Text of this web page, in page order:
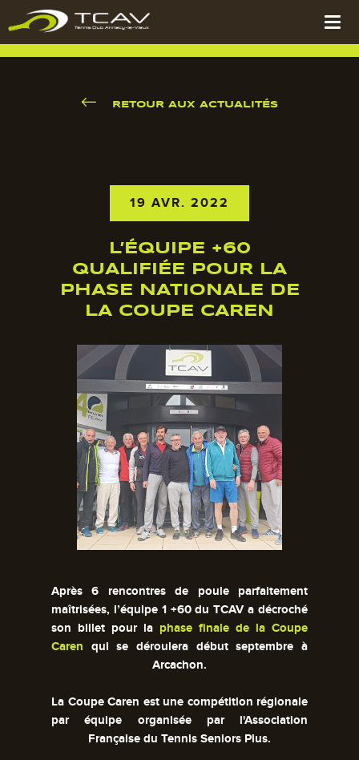
RETOUR AUX ACTUALITÉS
19 AVR. 2022
L’ÉQUIPE +60
QUALIFIÉE POUR LA
PHASE NATIONALE DE
LA COUPE CAREN
Après 6 rencontres de poule parfaitement
maîtrisées, l’équipe 1 +60 du TCAV a décroché
son billet pour la phase finale de la Coupe
Caren qui se déroulera début septembre à
Arcachon.
La Coupe Caren est une compétition régionale
par équipe organisée par l'Association
Française du Tennis Seniors Plus.